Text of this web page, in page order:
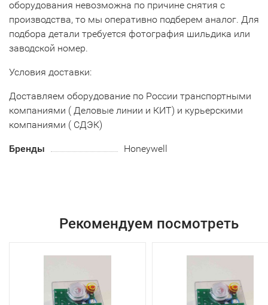
оборудования невозможна по причине снятия с
производства, то мы оперативно подберем аналог. Для
подбора детали требуется фотография шильдика или
заводской номер.
Условия доставки:
Доставляем оборудование по России транспортными
компаниями ( Деловые линии и КИТ) и курьерскими
компаниями ( СДЭК)
Бренды Honeywell
Рекомендуем посмотреть